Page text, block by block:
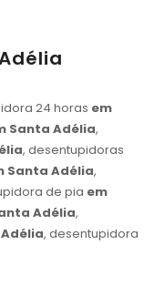
24 horas em
Santa Adélia,
, desentupidoras
Santa Adélia,
de pia em
Adélia,
, desentupidora